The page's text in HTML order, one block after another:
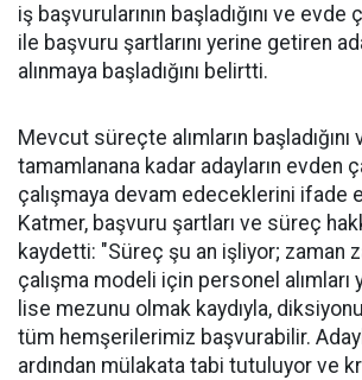
iş başvurularının başladığını ve evde
ile başvuru şartlarını yerine getiren
alınmaya başladığını belirtti.
Mevcut süreçte alımların
tamamlanana kadar adayların evden
çalışmaya devam edeceklerini ifade
Katmer, başvuru şartları ve süreç
kaydetti: "Süreç şu an işliyor; zaman
çalışma modeli için personel alımları
lise mezunu olmak kaydıyla,
tüm hemşerilerimiz başvurabilir.
ardından mülakata tabi tutuluyor ve